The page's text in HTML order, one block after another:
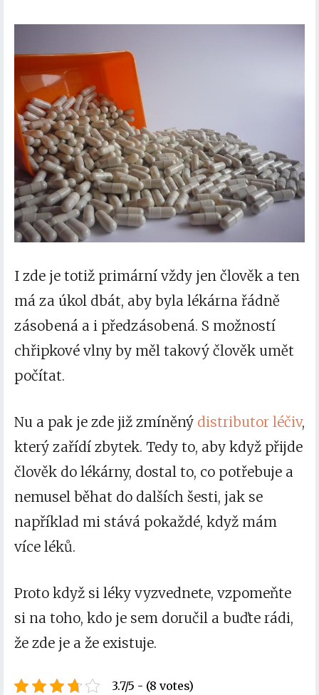
I zde je totiž primární vždy jen člověk a ten
má za úkol dbát, aby byla lékárna řádně
zásobená a i předzásobená. S možností
chřipkové vlny by měl takový člověk umět
počítat.
Nu a pak je zde již zmíněný distributor léčiv,
který zařídí zbytek. Tedy to, aby když přijde
člověk do lékárny, dostal to, co potřebuje a
nemusel běhat do dalších šesti, jak se
například mi stává pokaždé, když mám
více léků.
Proto když si léky vyzvednete, vzpomeňte
si na toho, kdo je sem doručil a buďte rádi,
že zde je a že existuje.
3.7/5 - (8 votes)